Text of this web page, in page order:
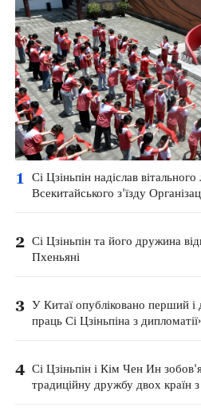
1
Сі Цзіньпін надіслав
Всекитайського з'їзду
2 Сі Цзіньпін та його дружина
Пхеньяні
3 У Китаї опубліковано перший
праць Сі Цзіньпіна з
4 Сі Цзіньпін і Кім Чен Ин
традиційну дружбу двох країн